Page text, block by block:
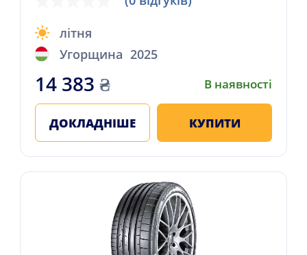
літня
Угорщина 2025
14 383 ₴ В наявності
ДОКЛАДНІШЕ КУПИТИ